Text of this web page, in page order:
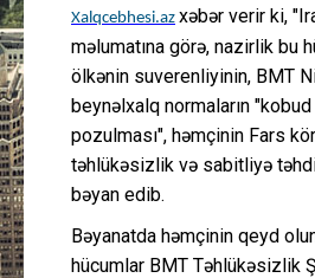
Xalqcebhesi.az xəbər verir ki,
məlumatına görə, nazirlik bu
ölkənin suverenliyinin, BMT
beynəlxalq normaların
pozulması", həmçinin Fars
təhlükəsizlik və sabitliyə
bəyan edib.
Bəyanatda həmçinin qeyd
hücumlar BMT Təhlükəsizlik